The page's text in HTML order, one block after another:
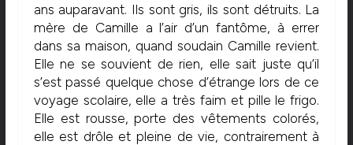
ans auparavant. Ils sont gris, ils sont détruits. La
mère de Camille a l’air d’un fantôme, à errer
dans sa maison, quand soudain Camille revient.
Elle ne se souvient de rien, elle sait juste qu’il
s’est passé quelque chose d’étrange lors de ce
voyage scolaire, elle a très faim et pille le frigo.
Elle est rousse, porte des vêtements colorés,
elle est drôle et pleine de vie, contrairement à